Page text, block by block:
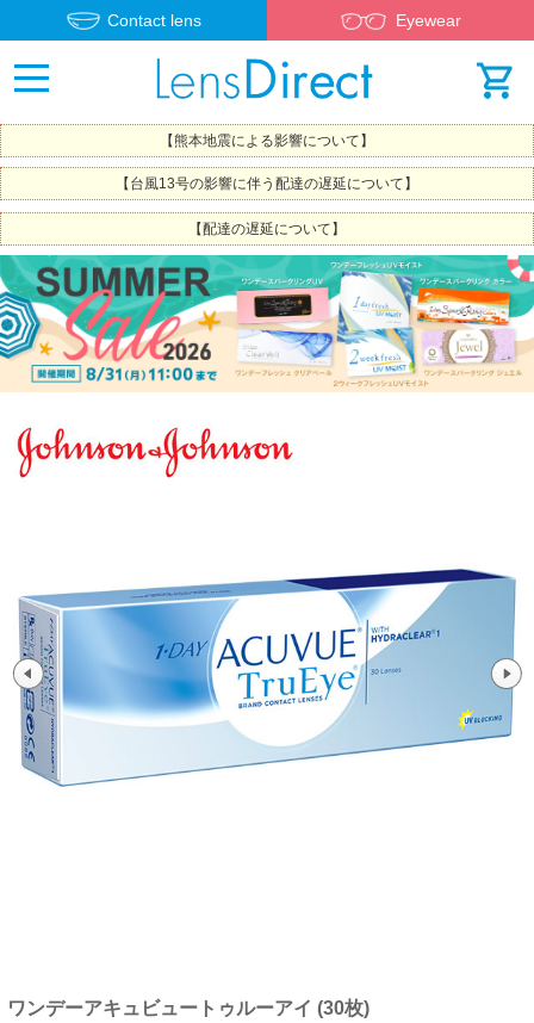
Contact lens Eyewear
【熊本地震による影響について】
【台風13号の影響に伴う配達の遅延について】
【配達の遅延について】
ワンデーアキュビュートゥルーアイ (30枚)